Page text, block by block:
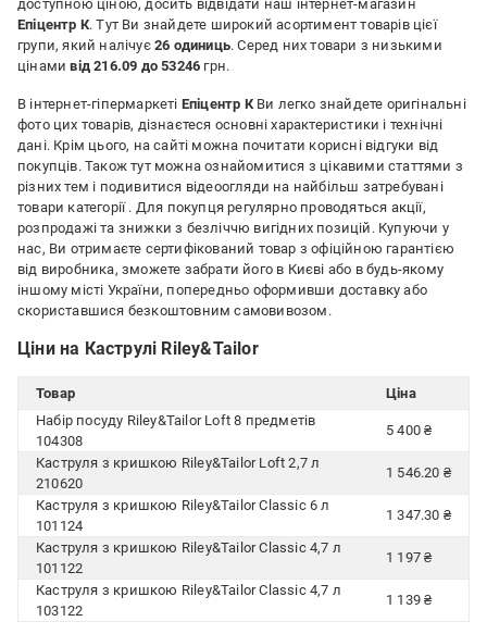
доступною ціною, досить відвідати наш інтернет-магазин
Епіцентр К. Тут Ви знайдете широкий асортимент товарів цієї
групи, який налічує 26 одиниць. Серед них товари з низькими
цінамивід 216.09 до 53246 грн.
В інтернет-гіпермаркеті Епіцентр КВи легко знайдете оригінальні
фото цих товарів, дізнаєтеся основні характеристики і технічні
дані. Крім цього, на сайті можна почитати корисні відгуки від
покупців. Також тут можна ознайомитися з цікавими статтями з
різних тем і подивитися відеоогляди на найбільш затребувані
товари категорії . Для покупця регулярно проводяться акції,
розпродажі та знижки з безліччю вигідних позицій. Купуючи у
нас, Ви отримаєте сертифікований товар з офіційною гарантією
від виробника, зможете забрати його в Києві або в будь-якому
іншому місті України, попередньо оформивши доставку або
скориставшися безкоштовним самовивозом.
Ціни на Каструлі Riley&Tailor
Товар
Ціна
Набір посуду Riley&Tailor Loft 8 предметів
104308
5 400 ₴
Каструля з кришкою Riley&Tailor Loft 2,7 л
210620
1 546.20 ₴
Каструля з кришкою Riley&Tailor Classic 6 л
101124
1 347.30 ₴
Каструля з кришкою Riley&Tailor Classic 4,7 л
101122
1 197 ₴
Каструля з кришкою Riley&Tailor Classic 4,7 л
103122
1 139 ₴